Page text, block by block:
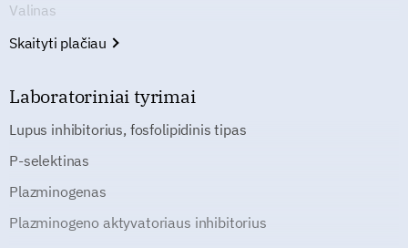
Valinas
Skaityti plačiau
Laboratoriniai tyrimai
Lupus inhibitorius, fosfolipidinis tipas
P-selektinas
Plazminogenas
Plazminogeno aktyvatoriaus inhibitorius